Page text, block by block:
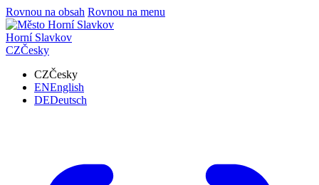
Rovnou na obsah Rovnou na menu
Horní Slavkov
CZČesky
CZČesky
ENEnglish
DEDeutsch